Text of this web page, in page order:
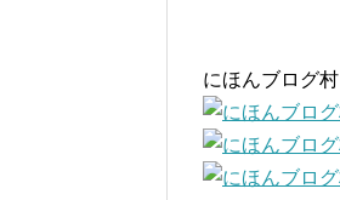
にほんブログ村